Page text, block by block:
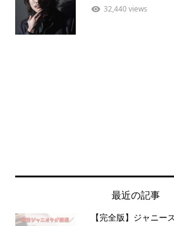
32,440 views
最近の記事
【完全版】ジャニー